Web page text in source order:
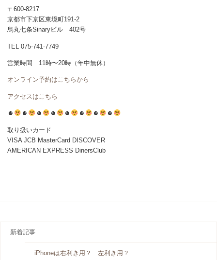
〒600-8217
京都市下京区東境町191-2
烏丸七条Sinaryビル 402号
TEL 075-741-7749
営業時間 11時〜20時（年中無休）
オンライン予約はこちらから
アクセスはこちら
☻ ☻ ☻ ☻ ☻ ☻ ☻ ☻
取り扱いカード
VISA JCB MasterCard DISCOVER
AMERICAN EXPRESS DinersClub
新着記事
iPhoneは右利き用？ 左利き用？